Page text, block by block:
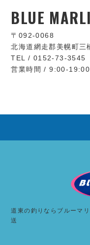
BLUE
〒092-0068
北海道網走郡美幌町三
TEL / 0152-73-3545
営業時間 / 9:00-19:00
道東の釣りならブルーマ
送